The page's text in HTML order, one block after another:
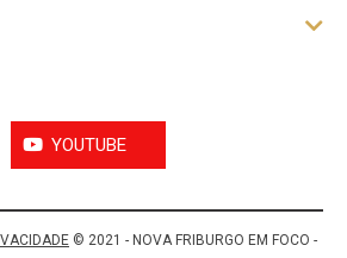
YOUTUBE
© 2021 - NOVA FRIBURGO EM FOCO -